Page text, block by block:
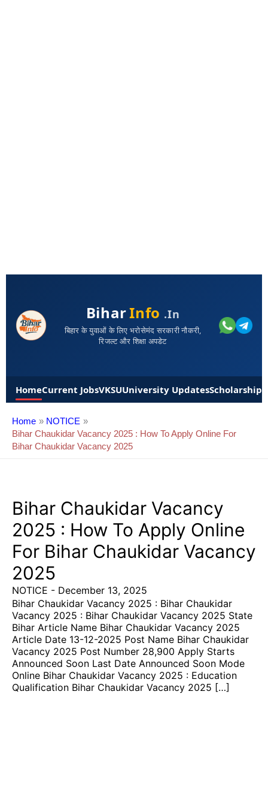
BiharInfo .in
बिहार के युवाओं के लिए भरोसेमंद सरकारी नौकरी,
रिजल्ट और शिक्षा अपडेट
HomeCurrent JobsVKSUUniversity UpdatesScholarships
Home
NOTICE
Bihar Chaukidar Vacancy 2025 : How To Apply Online For
Bihar Chaukidar Vacancy 2025
Bihar Chaukidar Vacancy
2025 : How To Apply Online
For Bihar Chaukidar Vacancy
2025
NOTICE - December 13, 2025
Bihar Chaukidar Vacancy 2025 : Bihar Chaukidar
Vacancy 2025 : Bihar Chaukidar Vacancy 2025 State
Bihar Article Name Bihar Chaukidar Vacancy 2025
Article Date 13-12-2025 Post Name Bihar Chaukidar
Vacancy 2025 Post Number 28,900 Apply Starts
Announced Soon Last Date Announced Soon Mode
Online Bihar Chaukidar Vacancy 2025 : Education
Qualification Bihar Chaukidar Vacancy 2025 […]